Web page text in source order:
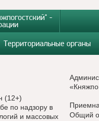
-
Территориальные органы
(12+)
по надзору в
и массовых
Общий